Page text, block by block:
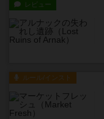
レビュー
ルール/インスト